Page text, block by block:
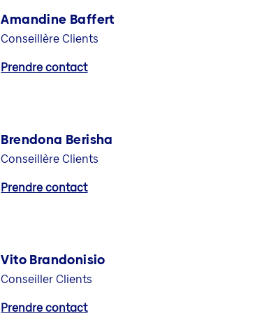
Amandine Baffert
Conseillère Clients
Prendre contact
Brendona Berisha
Conseillère Clients
Prendre contact
Vito Brandonisio
Conseiller Clients
Prendre contact